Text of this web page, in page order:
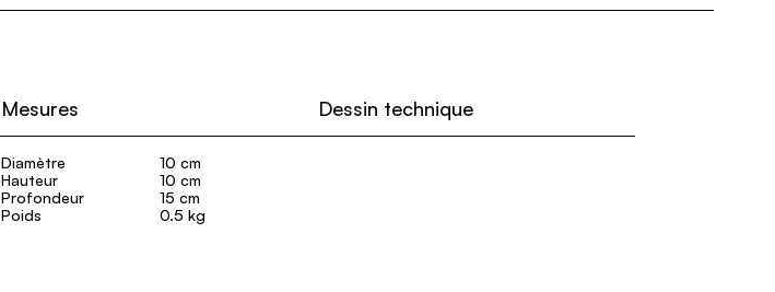
Mesures
Diamètre
10 cm
Hauteur
10 cm
Profondeur
15 cm
Poids
0.5 kg
Dessin technique